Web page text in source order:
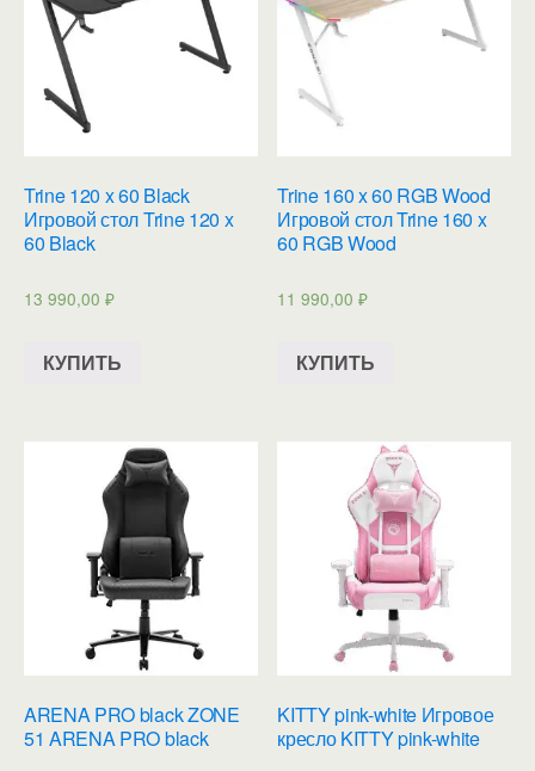
Trine 120 x 60 Black
Игровой стол Trine 120 x
60 Black
13 990,00 ₽
КУПИТЬ
Trine 160 x 60 RGB Wood
Игровой стол Trine 160 x
60 RGB Wood
11 990,00₽
КУПИТЬ
ARENA PRO black ZONE
51 ARENA PRO black
KITTY pink-white Игровое
кресло KITTY pink-white